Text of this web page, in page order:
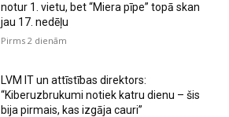
notur 1. vietu, bet “Miera pīpe” topā skan
jau 17. nedēļu
Pirms 2 dienām
LVM IT un attīstības direktors:
“Kiberuzbrukumi notiek katru dienu – šis
bija pirmais, kas izgāja cauri”